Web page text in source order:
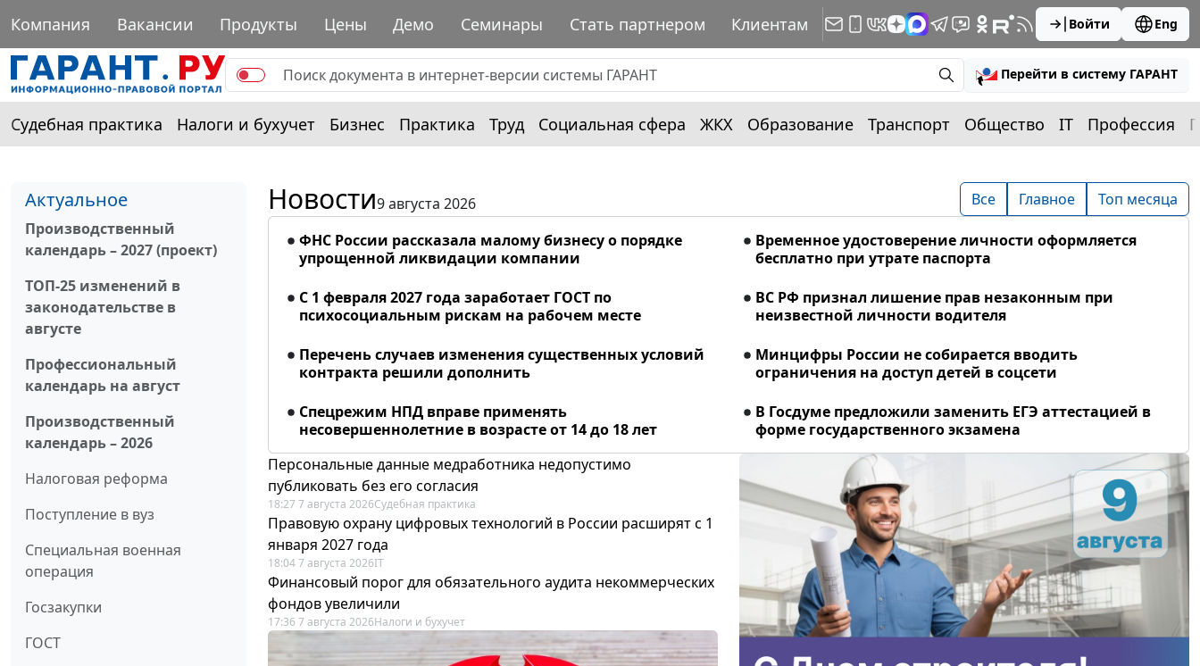
Компания Вакансии Продукты Цены Демо Семинары Стать партнером Клиентам Войти Eng
Перейти в систему ГАРАНТ
Судебная практика Налоги и бухучет Бизнес Практика Труд Социальная сфера ЖКХ Образование Транспорт Общество IT Профессия
Актуальное
Производственный
календарь – 2027 (проект)
ТОП-25 изменений в
законодательстве в
августе
Профессиональный
календарь на август
Производственный
календарь – 2026
Налоговая реформа
Поступление в вуз
Специальная военная
операция
Госзакупки
ГОСТ
Новости9 августа 2026 Все Главное Топ месяца
ФНС России рассказала малому бизнесу о порядке
упрощенной ликвидации компании
Временное удостоверение личности оформляется
бесплатно при утрате паспорта
С 1 февраля 2027 года заработает ГОСТ по
психосоциальным рискам на рабочем месте
ВС РФ признал лишение прав незаконным при
неизвестной личности водителя
Перечень случаев изменения существенных условий
контракта решили дополнить
Минцифры России не собирается вводить
ограничения на доступ детей в соцсети
Спецрежим НПД вправе применять
несовершеннолетние в возрасте от 14 до 18 лет
В Госдуме предложили заменить ЕГЭ аттестацией в
форме государственного экзамена
Персональные данные медработника недопустимо
публиковать без его согласия
18:27 7 августа 2026Судебная практика
Правовую охрану цифровых технологий в России расширят с 1
января 2027 года
18:04 7 августа 2026IT
Финансовый порог для обязательного аудита некоммерческих
фондов увеличили
17:36 7 августа 2026Налоги и бухучет